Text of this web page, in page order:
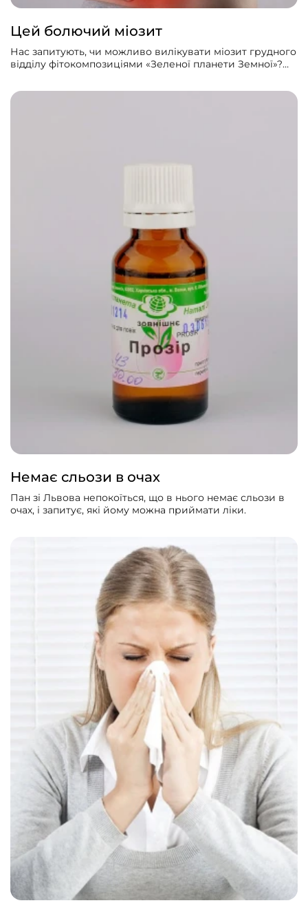
Цей болючий міозит
Нас запитують, чи можливо вилікувати міозит грудного
відділу фітокомпозиціями «Зеленої планети Земної»?
потрібно знати причину хвороби.
Немає сльози в очах
Пан зі Львова непокоїться, що в нього немає сльози в
очах, і запитує, які йому можна приймати ліки.